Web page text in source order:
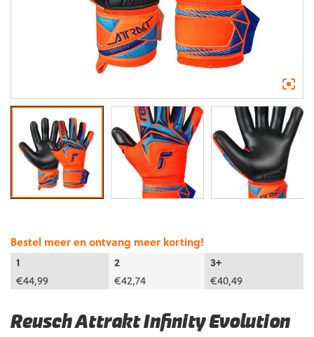
Reusch Attrakt Infinity Evolution
Bestel meer en ontvang meer korting!
1
2
3+
€44,99 €42,74 €40,49